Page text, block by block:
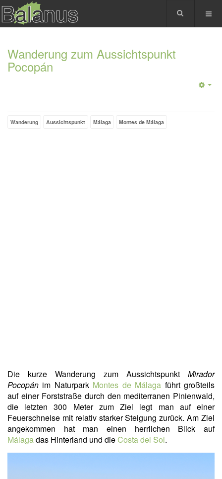
Wanderung zum Aussichtspunkt
Pocopán
Wanderung Aussichtspunkt Málaga Montes de Málaga
Die kurze Wanderung zum Aussichtspunkt Mirador
Pocopán im Naturpark Montes de Málaga führt großteils
auf einer Forststraße durch den mediterranen Pinienwald,
die letzten 300 Meter zum Ziel legt man auf einer
Feuerschneise mit relativ starker Steigung zurück. Am Ziel
angekommen hat man einen herrlichen Blick auf
Málagadas Hinterland und dieCosta del Sol.